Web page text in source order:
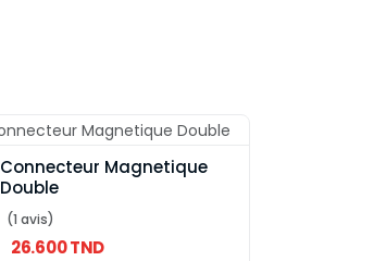
Connecteur Magnetique
Double
(1 avis)
26.600 TND